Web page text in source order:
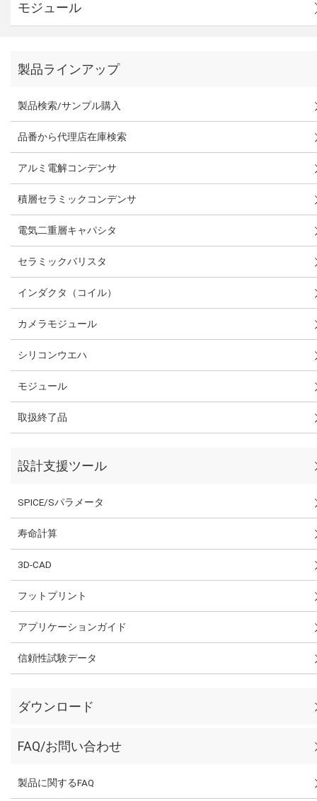
モジュール
製品ラインアップ
製品検索/サンプル購入
品番から代理店在庫検索
アルミ電解コンデンサ
積層セラミックコンデンサ
電気二重層キャパシタ
セラミックバリスタ
インダクタ（コイル）
カメラモジュール
シリコンウエハ
モジュール
取扱終了品
設計支援ツール
SPICE/Sパラメータ
寿命計算
3D-CAD
フットプリント
アプリケーションガイド
信頼性試験データ
ダウンロード
FAQ/お問い合わせ
製品に関するFAQ